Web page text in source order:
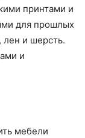
принтами и
для прошлых
лен и шерсть.
и
мебели